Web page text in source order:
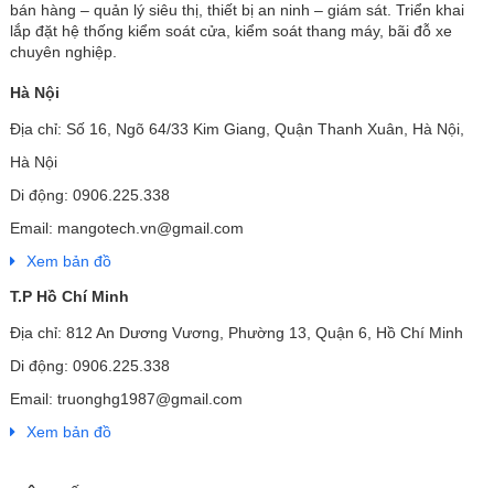
bán hàng – quản lý siêu thị, thiết bị an ninh – giám sát. Triển khai
lắp đặt hệ thống kiểm soát cửa, kiểm soát thang máy, bãi đỗ xe
chuyên nghiệp.
Hà Nội
Địa chỉ: Số 16, Ngõ 64/33 Kim Giang, Quận Thanh Xuân, Hà Nội,
Hà Nội
Di động: 0906.225.338
Email: mangotech.vn@gmail.com
Xem bản đồ
T.P Hồ Chí Minh
Địa chỉ: 812 An Dương Vương, Phường 13, Quận 6, Hồ Chí Minh
Di động: 0906.225.338
Email: truonghg1987@gmail.com
Xem bản đồ